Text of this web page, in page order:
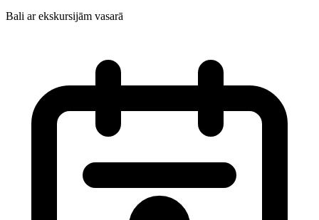
Bali ar ekskursijām vasarā